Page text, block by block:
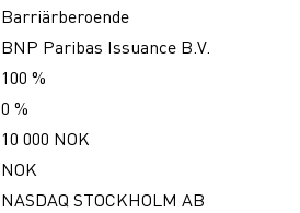
Barriärberoende
BNP Paribas Issuance B.V.
100 %
0 %
10 000 NOK
NOK
NASDAQ STOCKHOLM AB